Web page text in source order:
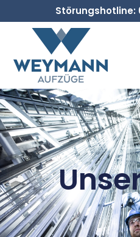
Störungshotline: